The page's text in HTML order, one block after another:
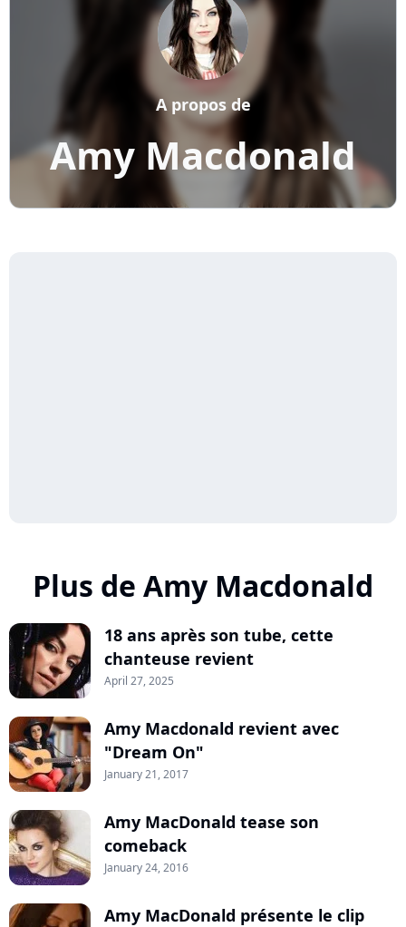
Amy Macdonald
A propos de
Plus de Amy Macdonald
18 ans après son tube, cette
chanteuse revient
April 27, 2025
Amy Macdonald revient avec
"Dream On"
January 21, 2017
Amy MacDonald tease son
comeback
January 24, 2016
Amy MacDonald présente le clip